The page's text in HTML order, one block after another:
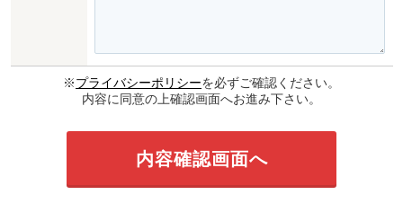
※プライバシーポリシーを必ずご確認ください。
内容に同意の上確認画面へお進み下さい。